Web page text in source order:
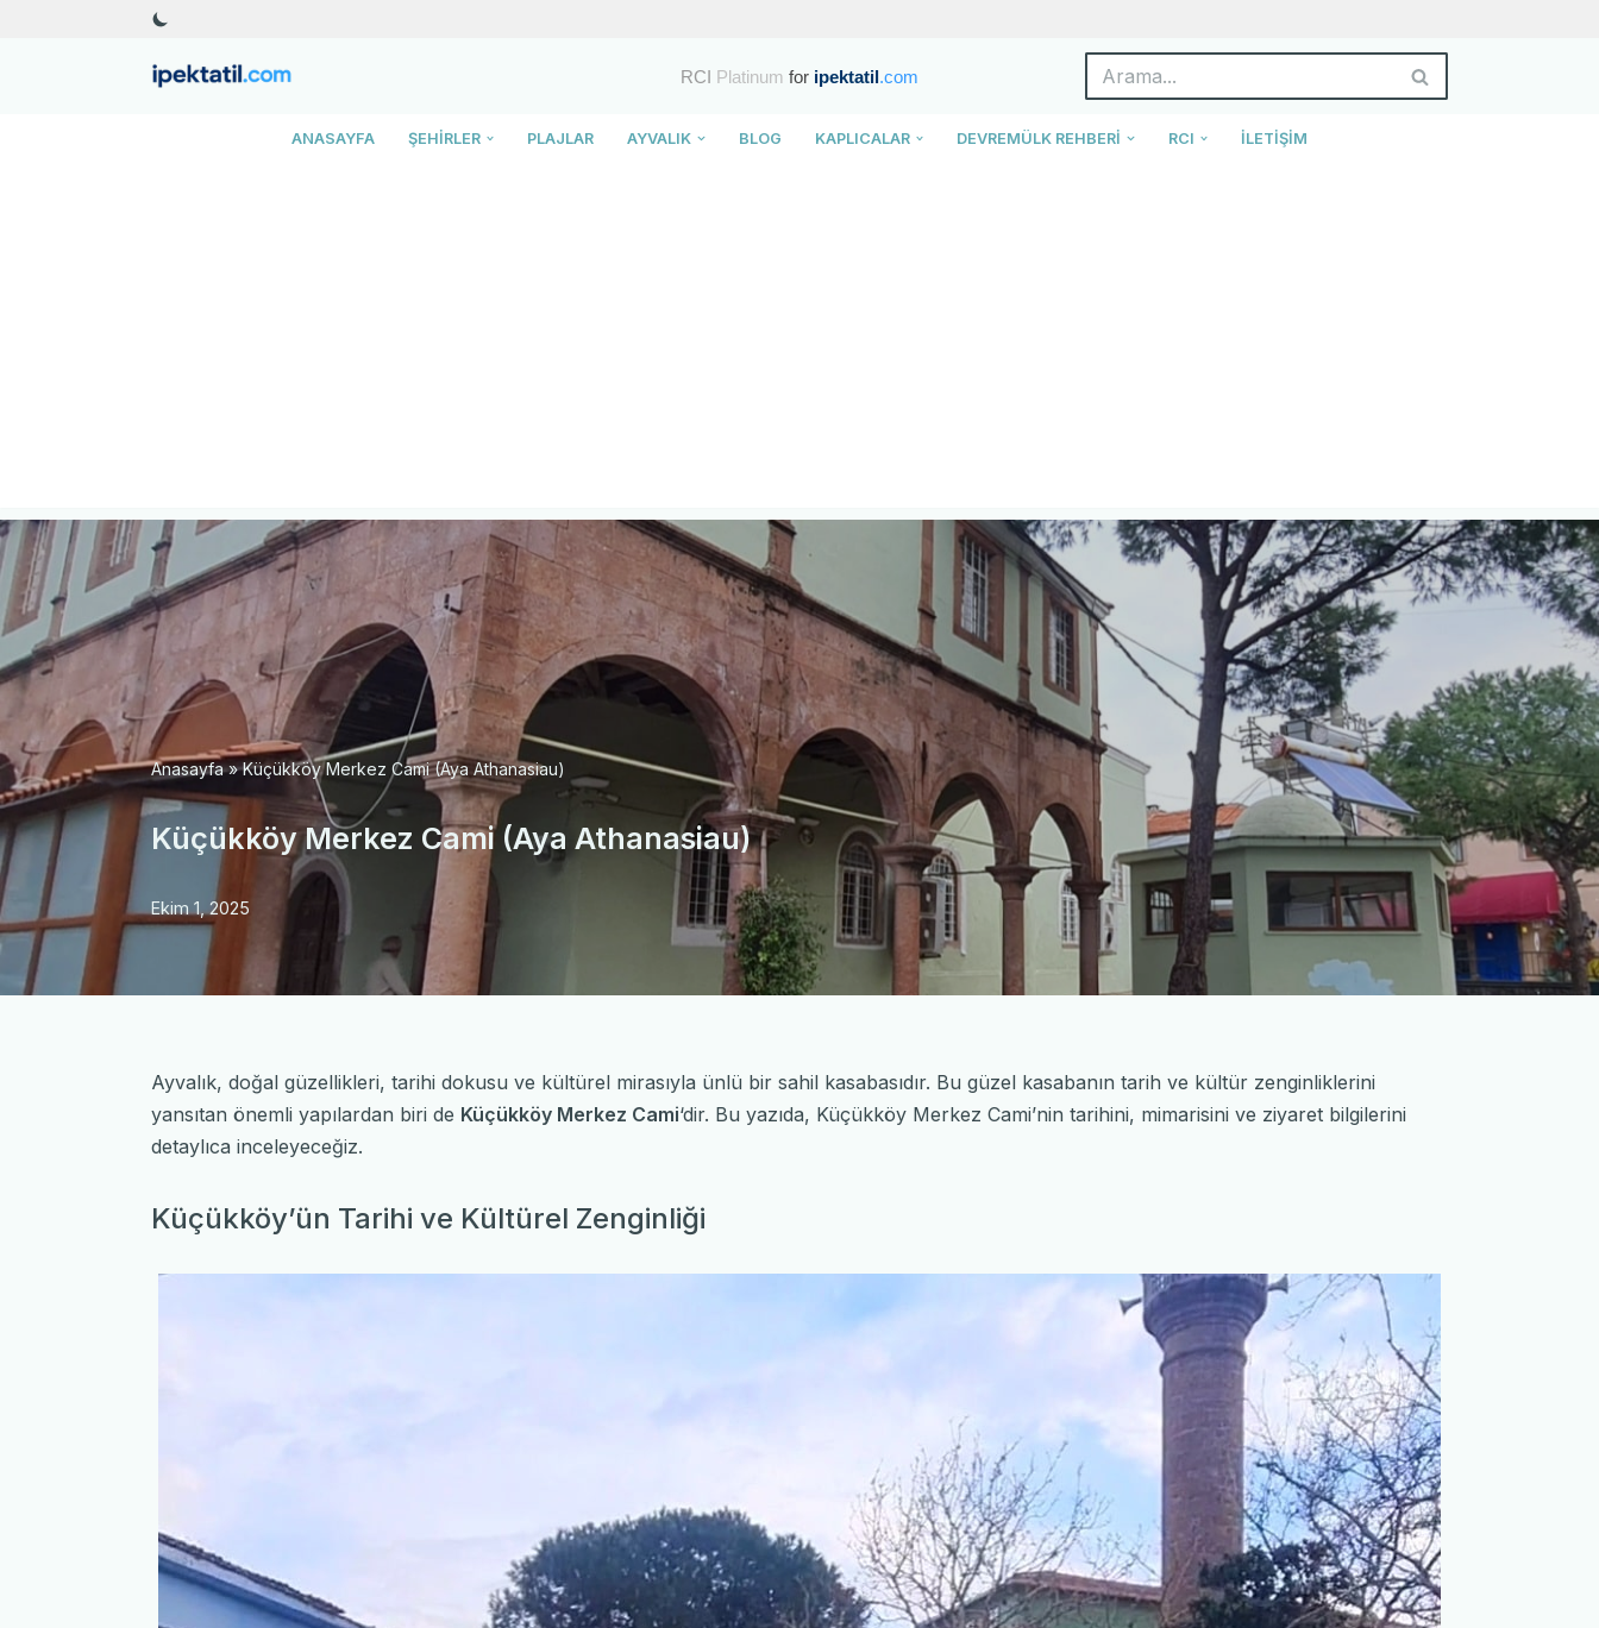
RCI Platinum for ipektatil.com
ANASAYFA ŞEHIRLER PLAJLAR AYVALIK BLOG KAPLICALAR DEVREMÜLK REHBERI RCI İLETIŞIM
Anasayfa»Küçükköy Merkez Cami (Aya Athanasiau)
Küçükköy Merkez Cami (Aya Athanasiau)
Ekim 1, 2025
Ayvalık, doğal güzellikleri, tarihi dokusu ve kültürel mirasıyla ünlü bir sahil kasabasıdır. Bu güzel kasabanın tarih ve kültür zenginliklerini
yansıtan önemli yapılardan biri de Küçükköy Merkez Cami‘dir. Bu yazıda, Küçükköy Merkez Cami’nin tarihini, mimarisini ve ziyaret bilgilerini
detaylıca inceleyeceğiz.
Küçükköy’ün Tarihi ve Kültürel Zenginliği